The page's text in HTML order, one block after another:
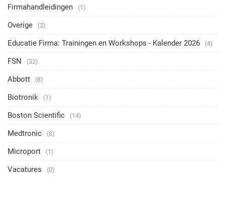
Firmahandleidingen (1)
Overige (2)
Educatie Firma: Trainingen en Workshops - Kalender 2026 (4)
FSN (32)
Abbott (8)
Biotronik (1)
Boston Scientific (14)
Medtronic (8)
Microport (1)
Vacatures (0)